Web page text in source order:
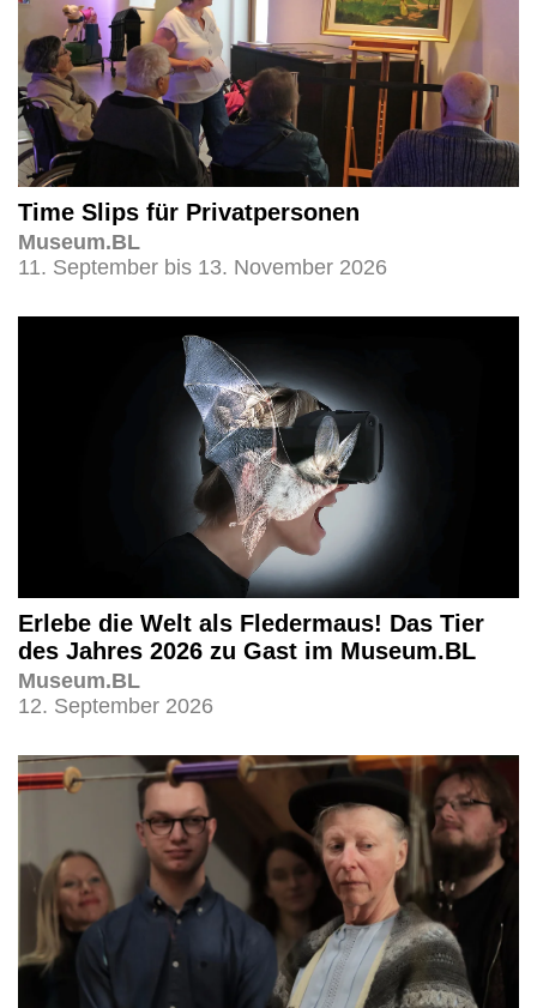
Time Slips für Privatpersonen
Museum.BL
11. September bis 13. November 2026
Erlebe die Welt als Fledermaus! Das Tier
des Jahres 2026 zu Gast im Museum.BL
Museum.BL
12. September 2026